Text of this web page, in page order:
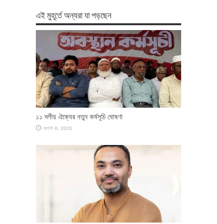
এই মুহূর্তে অন্যরা যা পড়ছেন
১১ দলীয় ঐক্যের নতুন কর্মসূচি ঘোষণা
আগস্ট 6, 2026